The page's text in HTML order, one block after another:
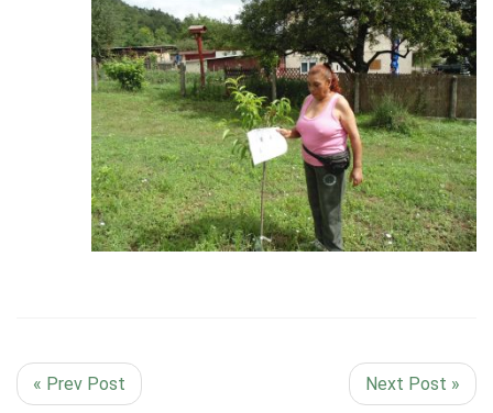
« Prev Post Next Post »